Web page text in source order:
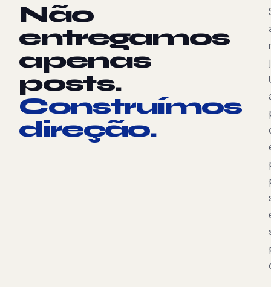
Não
entregamos
apenas
posts.
Construímos
direção.